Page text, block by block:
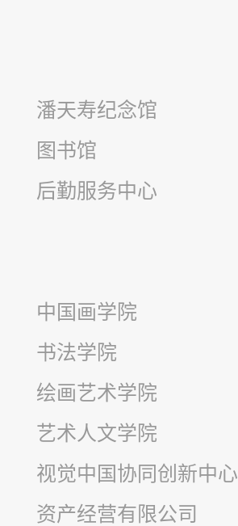
潘天寿纪念馆
图书馆
后勤服务中心
中国画学院
书法学院
绘画艺术学院
艺术人文学院
视觉中国协同创新中心
资产经营有限公司